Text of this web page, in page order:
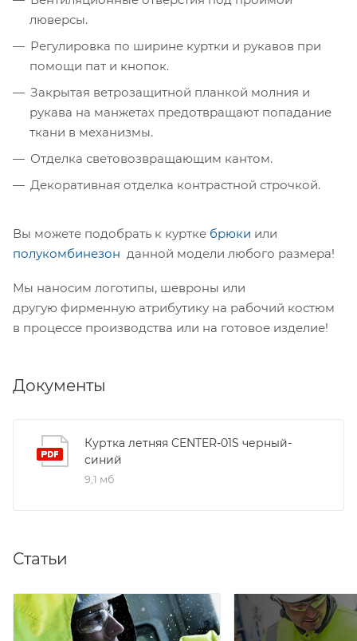
люверсы.
Регулировка по ширине куртки и рукавов при
помощи пат и кнопок.
Закрытая ветрозащитной планкой молния и
рукава на манжетах предотвращают попадание
ткани в механизмы.
Отделка световозвращающим кантом.
Декоративная отделка контрастной строчкой.
Вы можете подобрать к куртке брюки или
полукомбинезон данной модели любого размера!
Мы наносим логотипы, шевроны или
другую фирменную атрибутику на рабочий костюм
в процессе производства или на готовое изделие!
Документы
Куртка летняя CENTER-01S черный-
синий
9,1 мб
Статьи